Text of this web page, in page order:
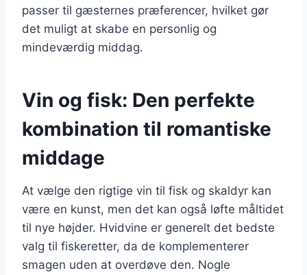
passer til gæsternes præferencer, hvilket gør
det muligt at skabe en personlig og
mindeværdig middag.
Vin og fisk: Den perfekte
kombination til romantiske
middage
At vælge den rigtige vin til fisk og skaldyr kan
være en kunst, men det kan også løfte måltidet
til nye højder. Hvidvine er generelt det bedste
valg til fiskeretter, da de komplementerer
smagen uden at overdøve den. Nogle